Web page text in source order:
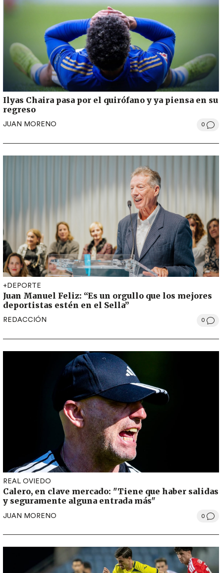
Ilyas Chaira pasa por el quirófano y ya piensa en su
regreso
JUAN MORENO 0
+DEPORTE
Juan Manuel Feliz: “Es un orgullo que los mejores
deportistas estén en el Sella”
REDACCIÓN 0
REAL OVIEDO
Calero, en clave mercado: "Tiene que haber salidas
y seguramente alguna entrada más"
JUAN MORENO 0